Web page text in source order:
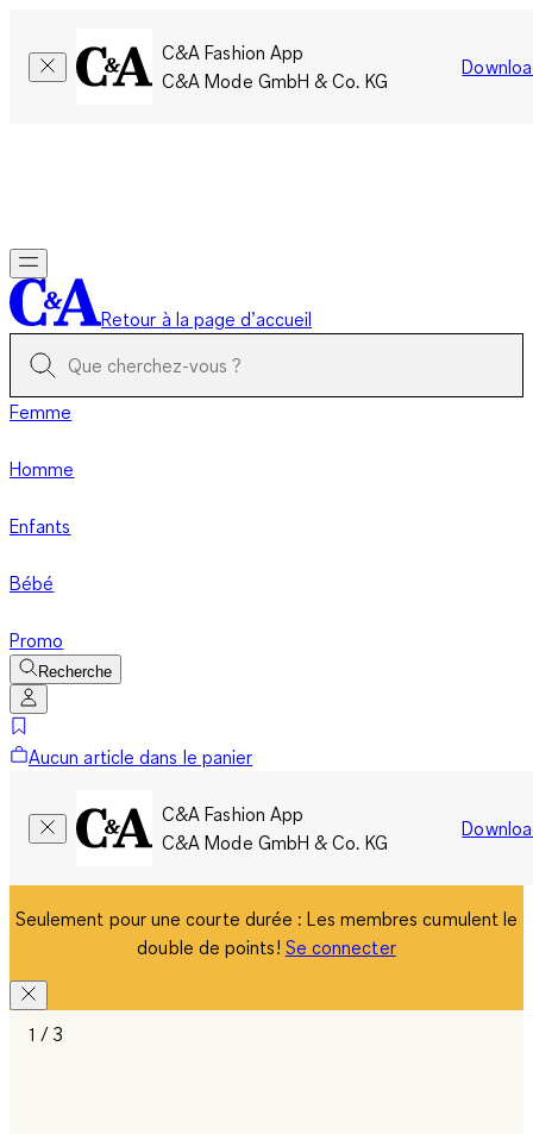
C&A Fashion App
C&A Mode GmbH & Co. KG
Retour à la page d’accueil
Femme
Homme
Enfants
Bébé
Promo
Recherche
Aucun article dans le panier
C&A Fashion App
C&A Mode GmbH & Co. KG
Seulement pour une courte durée : Les membres cumulent le
double de points! Se connecter
1 / 3